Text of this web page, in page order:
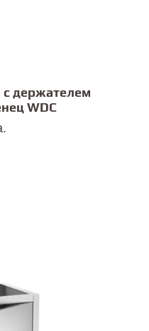
держателем
WDC